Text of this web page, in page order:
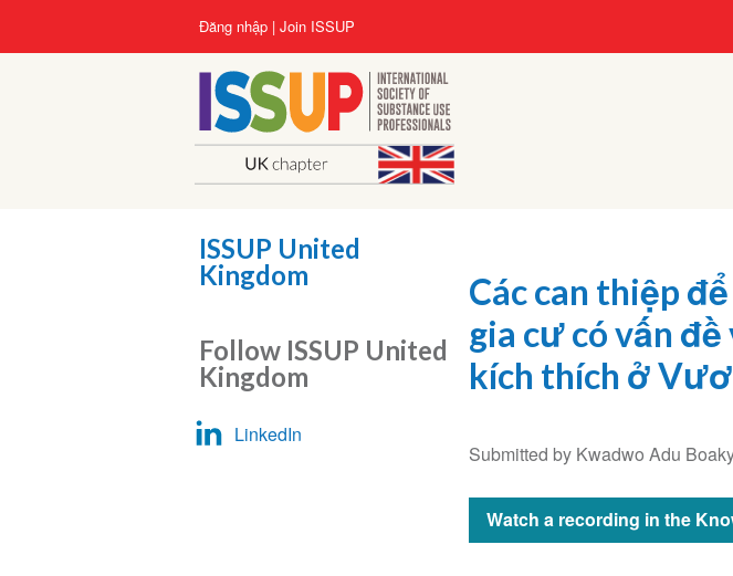
User
account
menu
Đăng nhập Join ISSUP
Các can thiệp
gia cư có vấn
kích thích ở
Submitted by Kwadwo Adu
Watch a recording in the
ISSUP United
Kingdom
Follow ISSUP United
Kingdom
LinkedIn